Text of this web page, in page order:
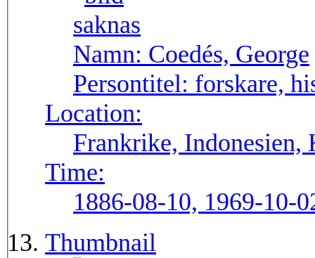
Namn: Coedés, George
Persontitel: forskare,
Location:
Frankrike, Indonesien,
Time:
1886-08-10, 1969-10-
Thumbnail